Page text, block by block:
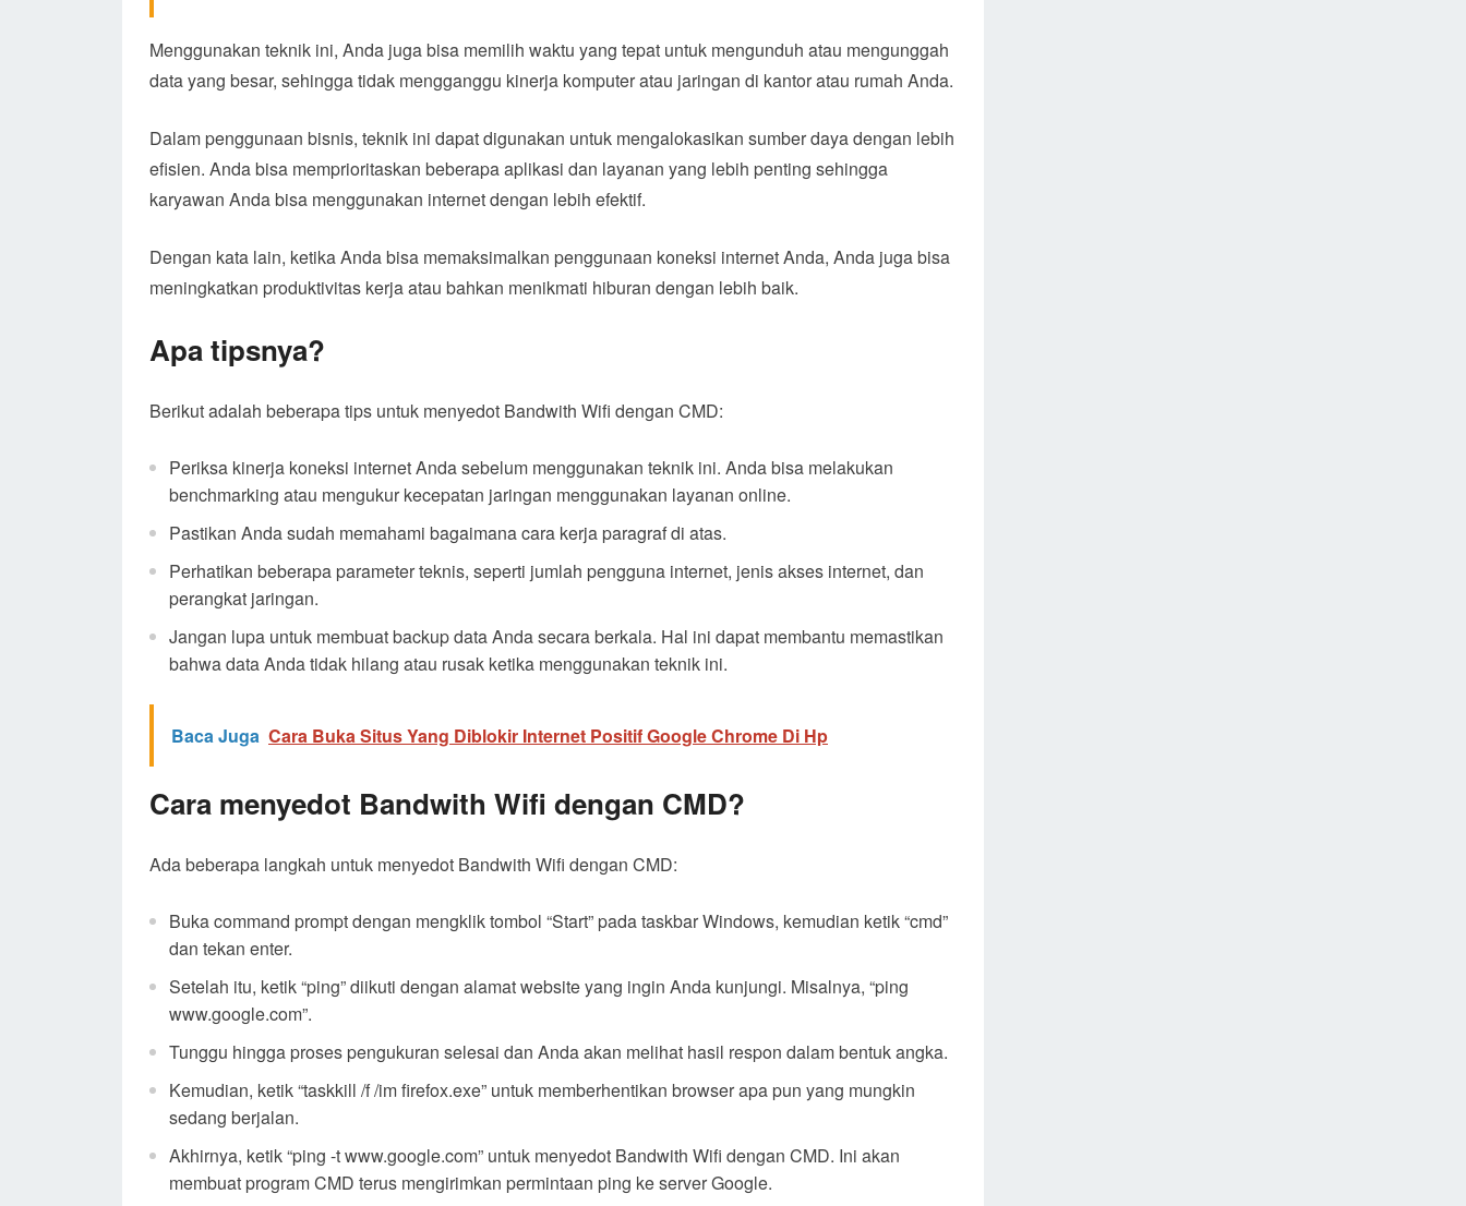
Menggunakan teknik ini, Anda juga bisa memilih waktu yang tepat untuk mengunduh atau mengunggah
data yang besar, sehingga tidak mengganggu kinerja komputer atau jaringan di kantor atau rumah Anda.
Dalam penggunaan bisnis, teknik ini dapat digunakan untuk mengalokasikan sumber daya dengan lebih
efisien. Anda bisa memprioritaskan beberapa aplikasi dan layanan yang lebih penting sehingga
karyawan Anda bisa menggunakan internet dengan lebih efektif.
Dengan kata lain, ketika Anda bisa memaksimalkan penggunaan koneksi internet Anda, Anda juga bisa
meningkatkan produktivitas kerja atau bahkan menikmati hiburan dengan lebih baik.
Apa tipsnya?
Berikut adalah beberapa tips untuk menyedot Bandwith Wifi dengan CMD:
Periksa kinerja koneksi internet Anda sebelum menggunakan teknik ini. Anda bisa melakukan
benchmarking atau mengukur kecepatan jaringan menggunakan layanan online.
Pastikan Anda sudah memahami bagaimana cara kerja paragraf di atas.
Perhatikan beberapa parameter teknis, seperti jumlah pengguna internet, jenis akses internet, dan
perangkat jaringan.
Jangan lupa untuk membuat backup data Anda secara berkala. Hal ini dapat membantu memastikan
bahwa data Anda tidak hilang atau rusak ketika menggunakan teknik ini.
Baca Juga Cara Buka Situs Yang Diblokir Internet Positif Google Chrome Di Hp
Cara menyedot Bandwith Wifi dengan CMD?
Ada beberapa langkah untuk menyedot Bandwith Wifi dengan CMD:
Buka command prompt dengan mengklik tombol “Start” pada taskbar Windows, kemudian ketik “cmd”
dan tekan enter.
Setelah itu, ketik “ping” diikuti dengan alamat website yang ingin Anda kunjungi. Misalnya, “ping
www.google.com”.
Tunggu hingga proses pengukuran selesai dan Anda akan melihat hasil respon dalam bentuk angka.
Kemudian, ketik “taskkill /f /im firefox.exe” untuk memberhentikan browser apa pun yang mungkin
sedang berjalan.
Akhirnya, ketik “ping -t www.google.com” untuk menyedot Bandwith Wifi dengan CMD. Ini akan
membuat program CMD terus mengirimkan permintaan ping ke server Google.